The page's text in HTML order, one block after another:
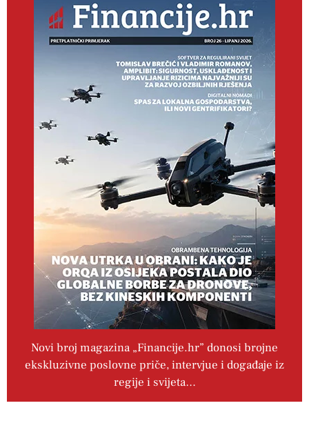
Novi broj magazina „Financije.hr” donosi brojne
ekskluzivne poslovne priče, intervjue i događaje iz
regije i svijeta…